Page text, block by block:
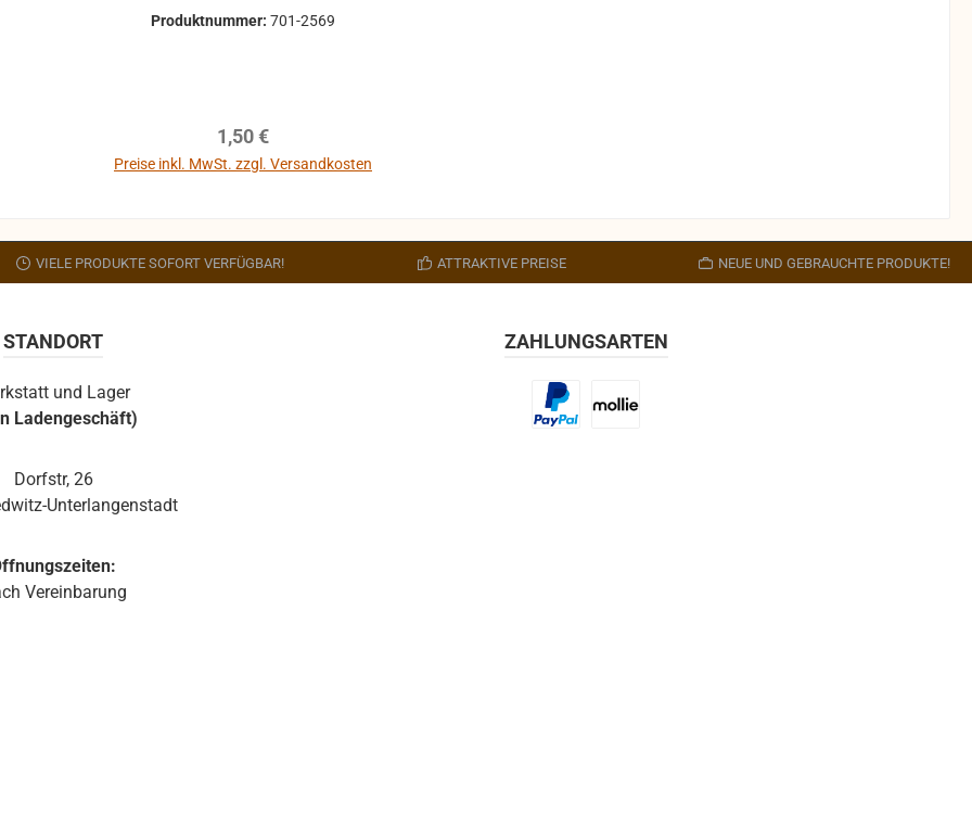
um Rücksendungen zu vermeiden. Rücksendungen
gehen auf Kosten des Käufers. bei defekten Artikel
ausgeschlossen.
Produktnummer: 701-2569
Regulärer Preis:
1,50 €
Preise inkl. MwSt. zzgl. Versandkosten
VIELE PRODUKTE SOFORT VERFÜGBAR! ATTRAKTIVE PREISE NEUE UND GEBRAUCHTE PRODUKTE!
STANDORT
und Lager
Ladengeschäft)
Dorfstr, 26
Unterlangenstadt
Vereinbarung
ZAHLUNGSARTEN